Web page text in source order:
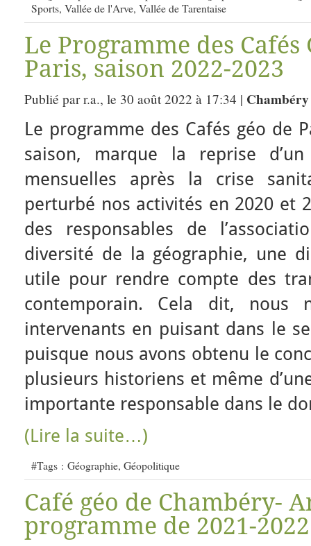
Sports, Vallée de l'Arve, Vallée de Tarentaise
Le Programme des
Paris, saison 2022-2023
Publié par r.a., le 30 août 2022 à 17:34 |
Le programme des Cafés géo de
saison, marque la reprise
mensuelles après la crise
perturbé nos activités en 2020 et
des responsables de
diversité de la géographie, une
utile pour rendre compte des
contemporain. Cela dit, nous
intervenants en puisant dans le
puisque nous avons obtenu le
plusieurs historiens et même
importante responsable dans le
(Lire la suite…)
#Tags : Géographie, Géopolitique
Café géo de Chambéry-
programme de 2021-2022